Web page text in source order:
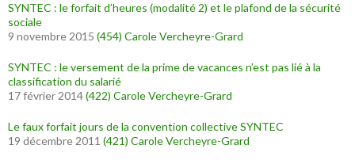
SYNTEC : le forfait d’heures (modalité 2) et le plafond de la sécurité
sociale
9 novembre 2015 (454) Carole Vercheyre-Grard
SYNTEC : le versement de la prime de vacances n’est pas lié à la
classification du salarié
17 février 2014(422) Carole Vercheyre-Grard
Le faux forfait jours de la convention collective SYNTEC
19 décembre 2011 (421) Carole Vercheyre-Grard